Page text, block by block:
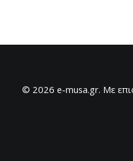
© 2026 e-musa.gr. Mε